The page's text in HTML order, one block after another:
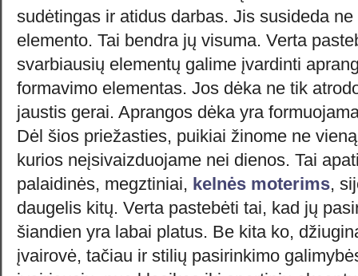
sudėtingas ir atidus darbas. Jis susideda
elemento. Tai bendra jų visuma. Verta
svarbiausių elementų galime įvardinti
formavimo elementas. Jos dėka ne tik
jaustis gerai. Aprangos dėka yra
Dėl šios priežasties, puikiai žinome ne
kurios neįsivaizduojame nei dienos. Tai
palaidinės, megztiniai, kelnės moterims,
daugelis kitų. Verta pastebėti tai, kad jų
šiandien yra labai platus. Be kita ko,
įvairovė, tačiau ir stilių pasirinkimo